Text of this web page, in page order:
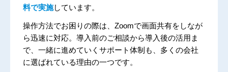
料で実施しています。
操作方法でお困りの際は、Zoomで画面共有をしなが
ら迅速に対応。導入前のご相談から導入後の活用ま
で、一緒に進めていくサポート体制も、多くの会社
に選ばれている理由の一つです。